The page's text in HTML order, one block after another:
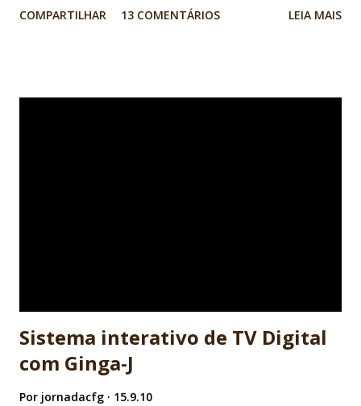
programação, lógica, banco de dados A lógica de
atividad...
COMPARTILHAR 13 COMENTÁRIOS LEIA MAIS
Sistema interativo de TV Digital
com Ginga-J
Por jornadacfg 15.9.10